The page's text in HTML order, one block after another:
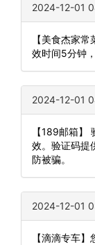
2024-12-01
【美食杰家
效时间5分钟
2024-12-01
【189邮箱
效。验证码提
防被骗。
2024-12-01
【滴滴专车